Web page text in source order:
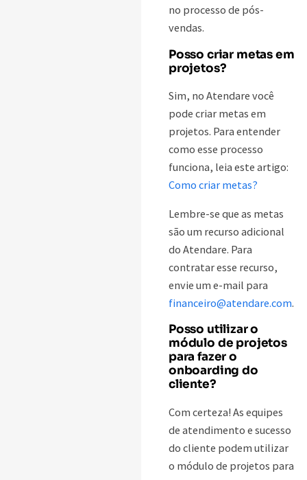
no processo de pós-
vendas.
Posso criar metas em
projetos?
Sim, no Atendare você
pode criar metas em
projetos. Para entender
como esse processo
funciona, leia este artigo:
Como criar metas?
Lembre-se que as metas
são um recurso adicional
do Atendare. Para
contratar esse recurso,
envie um e-mail para
financeiro@atendare.com.
Posso utilizar o
módulo de projetos
para fazer o
onboarding do
cliente?
Com certeza! As equipes
de atendimento e sucesso
do cliente podem utilizar
o módulo de projetos para